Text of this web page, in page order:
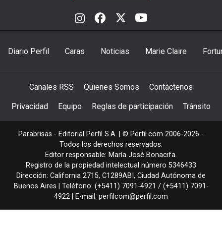
Diario Perfil Caras Noticias Marie Claire
Canales RSS Quienes Somos Contáctenos
Privacidad Equipo Reglas de participación Tránsito
Parabrisas - Editorial Perfil S.A. | © Perfil.com 2006-2026 -
Todos los derechos reservados.
Editor responsable: María José Bonacifa.
Registro de la propiedad intelectual número 5346433
Dirección: California 2715, C1289ABI , Ciudad Autónoma de
Buenos Aires | Teléfono: (+5411) 7091-4921 / (+5411) 7091-
4922 | E-mail: perfilcom@perfil.com